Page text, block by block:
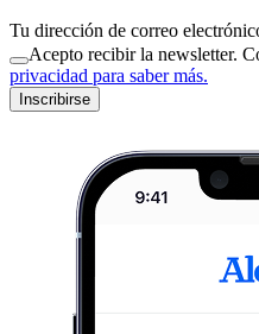
Tu dirección de correo
Acepto recibir la newsletter.
privacidad para saber más.
Inscribirse